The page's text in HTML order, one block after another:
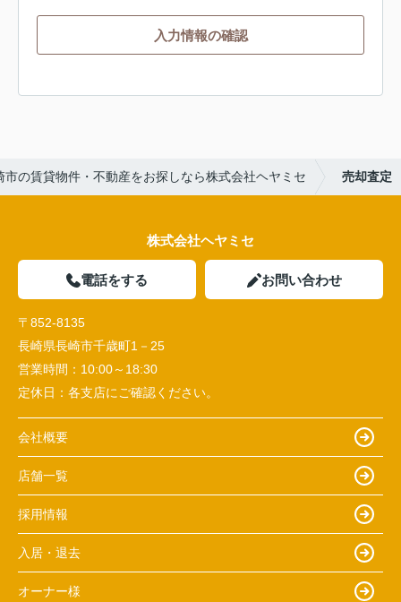
入力情報の確認
市の賃貸物件・不動産をお探しなら株式会社ヘヤミセ 売却査定
株式会社ヘヤミセ
電話をする お問い合わせ
〒852-8135
長崎県長崎市千歳町1－25
営業時間： 10:00～18:30
定休日： 各支店にご確認ください。
会社概要
店舗一覧
採用情報
入居・退去
オーナー様